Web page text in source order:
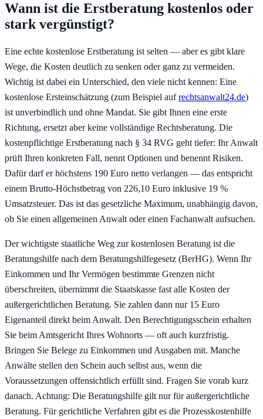
Wann ist die Erstberatung kostenlos oder
stark vergünstigt?
Eine echte kostenlose Erstberatung ist selten — aber es gibt klare
Wege, die Kosten deutlich zu senken oder ganz zu vermeiden.
Wichtig ist dabei ein Unterschied, den viele nicht kennen: Eine
kostenlose Ersteinschätzung (zum Beispiel aufrechtsanwalt24.de)
ist unverbindlich und ohne Mandat. Sie gibt Ihnen eine erste
Richtung, ersetzt aber keine vollständige Rechtsberatung. Die
kostenpflichtige Erstberatung nach § 34 RVG geht tiefer: Ihr Anwalt
prüft Ihren konkreten Fall, nennt Optionen und benennt Risiken.
Dafür darf er höchstens 190 Euro netto verlangen — das entspricht
einem Brutto-Höchstbetrag von 226,10 Euro inklusive 19 %
Umsatzsteuer. Das ist das gesetzliche Maximum, unabhängig davon,
ob Sie einen allgemeinen Anwalt oder einen Fachanwalt aufsuchen.
Der wichtigste staatliche Weg zur kostenlosen Beratung ist die
Beratungshilfe nach dem Beratungshilfegesetz (BerHG). Wenn Ihr
Einkommen und Ihr Vermögen bestimmte Grenzen nicht
überschreiten, übernimmt die Staatskasse fast alle Kosten der
außergerichtlichen Beratung. Sie zahlen dann nur 15 Euro
Eigenanteil direkt beim Anwalt. Den Berechtigungsschein erhalten
Sie beim Amtsgericht Ihres Wohnorts — oft auch kurzfristig.
Bringen Sie Belege zu Einkommen und Ausgaben mit. Manche
Anwälte stellen den Schein auch selbst aus, wenn die
Voraussetzungen offensichtlich erfüllt sind. Fragen Sie vorab kurz
danach. Achtung: Die Beratungshilfe gilt nur für außergerichtliche
Beratung. Für gerichtliche Verfahren gibt es die Prozesskostenhilfe